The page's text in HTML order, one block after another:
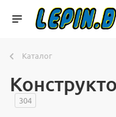
Каталог
304